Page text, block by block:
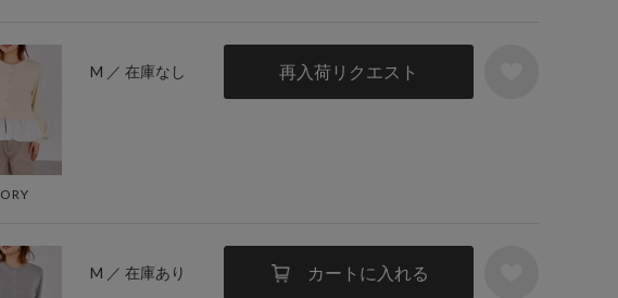
M ／ 在庫なし 再入荷リクエスト
M ／ 在庫あり カートに入れる